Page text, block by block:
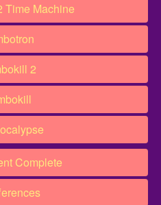
Time Machine
2
Complete